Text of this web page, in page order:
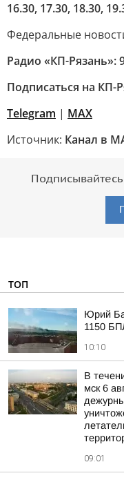
16.30, 17.30, 18.30,
Федеральные
Радио «КП-Рязань»:
Подписаться на КП-
Telegram | МАХ
Источник: Канал в
ТОП
Юрий
1150
10:10
В
мск 6
09:01